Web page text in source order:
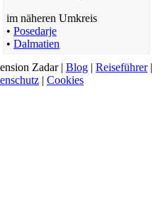
im näheren Umkreis
• Posedarje
• Dalmatien
Zadar | Blog | Reiseführer|
| Cookies